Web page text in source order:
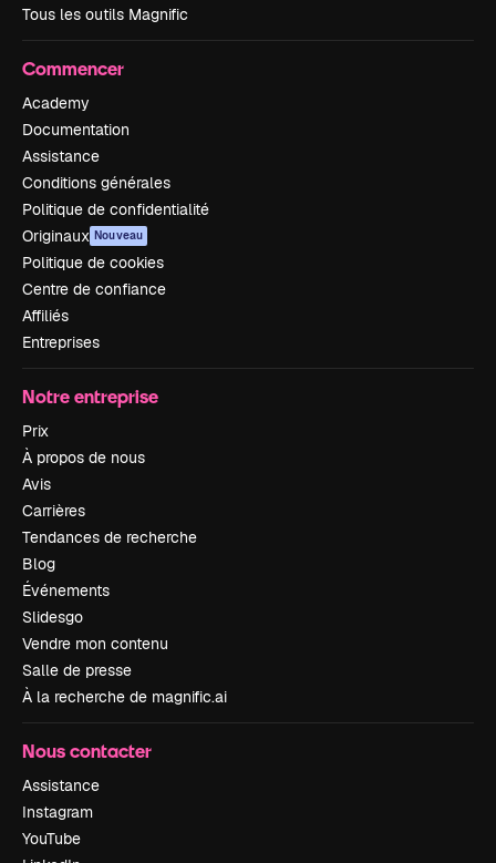
Tous les outils Magnific
Commencer
Academy
Documentation
Assistance
Conditions générales
Politique de confidentialité
Originaux Nouveau
Politique de cookies
Centre de confiance
Affiliés
Entreprises
Notre entreprise
Prix
À propos de nous
Avis
Carrières
Tendances de recherche
Blog
Événements
Slidesgo
Vendre mon contenu
Salle de presse
À la recherche de magnific.ai
Nous contacter
Assistance
Instagram
YouTube